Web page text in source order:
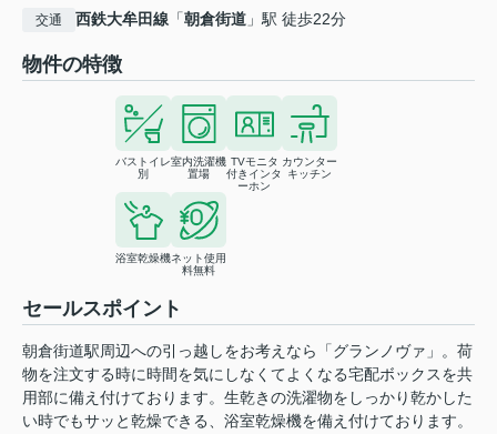
交通 西鉄大牟田線 「朝倉街道 」駅 徒歩22分
物件の特徴
バストイレ
別
室内洗濯機
置場
TVモニタ
付きインタ
ーホン
カウンター
キッチン
浴室乾燥機ネット使用
料無料
セールスポイント
朝倉街道駅周辺への引っ越しをお考えなら「グランノヴァ」。荷
物を注文する時に時間を気にしなくてよくなる宅配ボックスを共
用部に備え付けております。生乾きの洗濯物をしっかり乾かした
い時でもサッと乾燥できる、浴室乾燥機を備え付けております。